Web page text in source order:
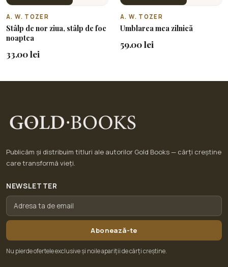
A. W. TOZER
Stâlp de nor ziua, stâlp de foc
noaptea
33.00 lei
A. W. TOZER
Umblarea mea zilnică
59.00 lei
Publicăm și distribuim titluri ale autorilor Gold Books — cărți creștine
care transformă vieți.
NEWSLETTER
Abonează-te
Nu pierde ofertele exclusive și noile apariții de cărți creștine.